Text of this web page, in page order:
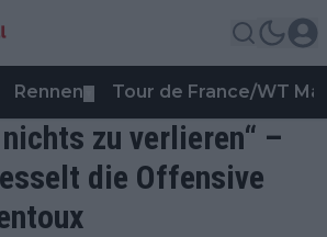
Rennen Tour de France/WT
zu verlieren“ –
die Offensive